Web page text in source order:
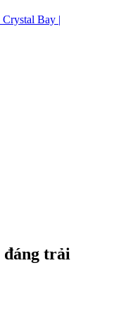
đáng trải